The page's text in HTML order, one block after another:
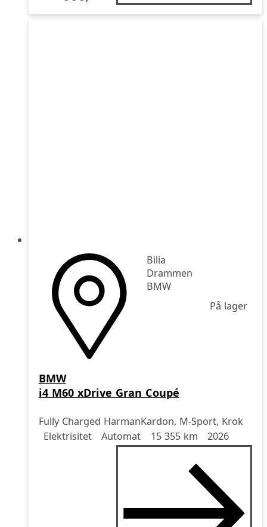
Bilia
Drammen
BMW
På lager
BMW
i4 M60 xDrive Gran Coupé
Fully Charged HarmanKardon, M-Sport, Krok
Drivstoff
Elektrisitet
Girkasse Automat
Kjørelengde 15 355 km
årsmodell 2026